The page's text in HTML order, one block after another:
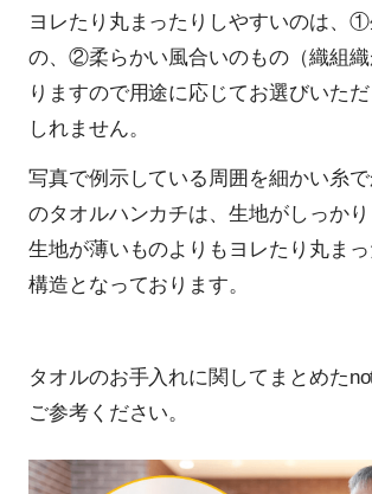
ヨレたり丸まったりしやすいのは、①
の、②柔らかい風合いのもの（織組
りますので用途に応じてお選びいた
しれません。
写真で例示している周囲を細かい糸
のタオルハンカチは、生地がしっか
生地が薄いものよりもヨレたり丸ま
構造となっております。
タオルのお手入れに関してまとめた
ご参考ください。